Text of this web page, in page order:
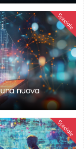
Speciale
nuova
Speciale